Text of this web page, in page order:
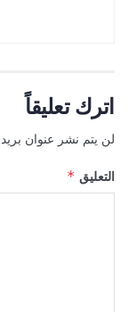
اترك تعليقاً
لن يتم نشر عنوان
التعليق *